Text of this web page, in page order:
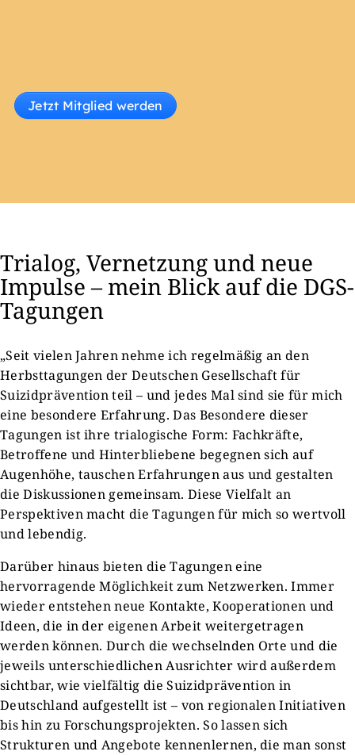
Jetzt Mitglied werden
Trialog, Vernetzung und neue
Impulse – mein Blick auf die DGS-
Tagungen
„Seit vielen Jahren nehme ich regelmäßig an den
Herbsttagungen der Deutschen Gesellschaft für
Suizidprävention teil – und jedes Mal sind sie für mich
eine besondere Erfahrung. Das Besondere dieser
Tagungen ist ihre trialogische Form: Fachkräfte,
Betroffene und Hinterbliebene begegnen sich auf
Augenhöhe, tauschen Erfahrungen aus und gestalten
die Diskussionen gemeinsam. Diese Vielfalt an
Perspektiven macht die Tagungen für mich so wertvoll
und lebendig.
Darüber hinaus bieten die Tagungen eine
hervorragende Möglichkeit zum Netzwerken. Immer
wieder entstehen neue Kontakte, Kooperationen und
Ideen, die in der eigenen Arbeit weitergetragen
werden können. Durch die wechselnden Orte und die
jeweils unterschiedlichen Ausrichter wird außerdem
sichtbar, wie vielfältig die Suizidprävention in
Deutschland aufgestellt ist – von regionalen Initiativen
bis hin zu Forschungsprojekten. So lassen sich
Strukturen und Angebote kennenlernen, die man sonst